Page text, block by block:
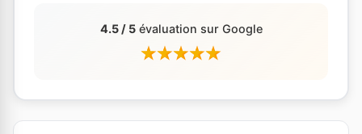
4.5 / 5évaluation sur Google